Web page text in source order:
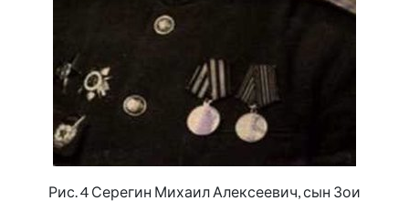
Рис. 4 Серегин Михаил Алексеевич, сын Зои